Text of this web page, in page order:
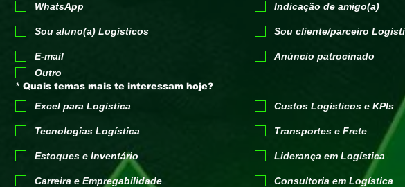
WhatsApp Indicação de amigo(a)
Sou aluno(a) Logísticos Sou cliente/parceiro
E-mail
Anúncio patrocinado
Outro
* Quais temas mais te interessam hoje?
Excel para Logística Custos Logísticos e KPIs
Tecnologias Logística Transportes e Frete
Estoques e Inventário Liderança em Logística
Carreira e Empregabilidade Consultoria em Logística